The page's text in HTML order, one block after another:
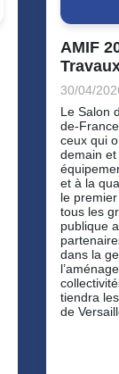
AMIF
30/04/
Le Salon
de-
ceux qui
demain
et à la
le
tous les
publique
dans la
tiendra
de